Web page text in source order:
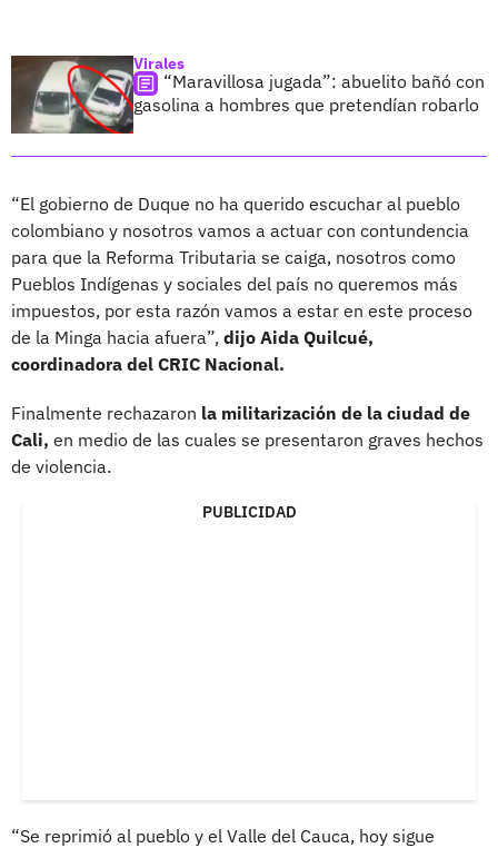
Virales
“Maravillosa jugada”: abuelito bañó con
gasolina a hombres que pretendían robarlo
“El gobierno de Duque no ha querido escuchar al pueblo
colombiano y nosotros vamos a actuar con contundencia
para que la Reforma Tributaria se caiga, nosotros como
Pueblos Indígenas y sociales del país no queremos más
impuestos, por esta razón vamos a estar en este proceso
de la Minga hacia afuera”, dijo Aida Quilcué,
coordinadora del CRIC Nacional.
Finalmente rechazaron la militarización de la ciudad de
Cali, en medio de las cuales se presentaron graves hechos
de violencia.
PUBLICIDAD
“Se reprimió al pueblo y el Valle del Cauca, hoy sigue